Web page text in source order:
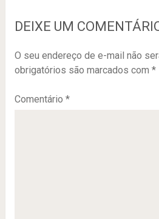
DEIXE UM
O seu endereço de e-mail não
obrigatórios são marcados com *
Comentário *